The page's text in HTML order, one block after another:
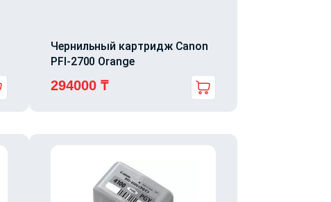
Чернильный картридж Canon
PFI-2700 Orange
294000 ₸